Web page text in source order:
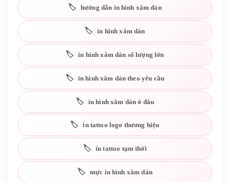
hướng dẫn in hình xăm dán
in hình xăm dán
in hình xăm dán số lượng lớn
in hình xăm dán theo yêu cầu
in hình xăm dán ở đâu
in tattoo logo thương hiệu
in tattoo tạm thời
mực in hình xăm dán